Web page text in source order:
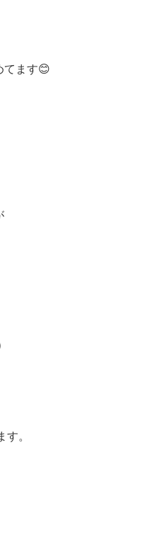
てます😊
。